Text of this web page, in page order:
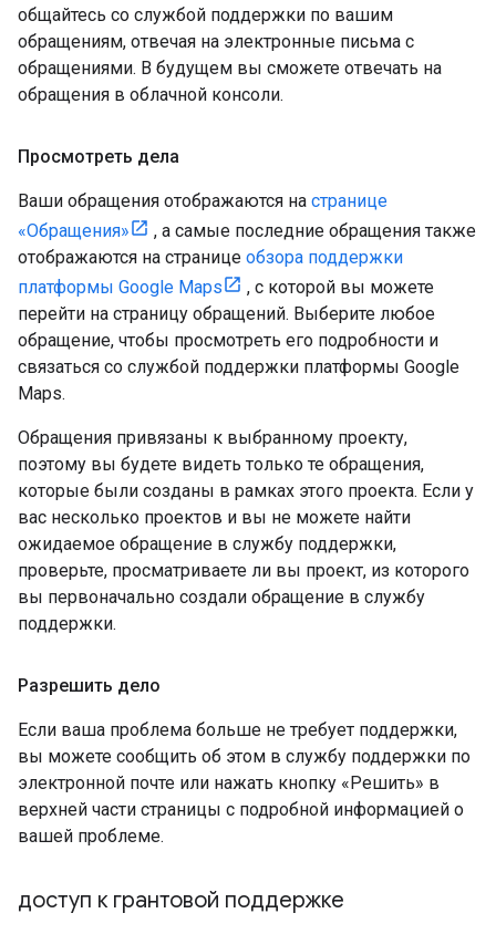
общайтесь со службой поддержки по вашим
обращениям, отвечая на электронные письма с
обращениями. В будущем вы сможете отвечать на
обращения в облачной консоли.
Просмотреть дела
Ваши обращения отображаются на странице
«Обращения»
, а самые последние обращения также
отображаются на странице обзора поддержки
платформы Google Maps
, с которой вы можете
перейти на страницу обращений. Выберите любое
обращение, чтобы просмотреть его подробности и
связаться со службой поддержки платформы Google
Maps.
Обращения привязаны к выбранному проекту,
поэтому вы будете видеть только те обращения,
которые были созданы в рамках этого проекта. Если у
вас несколько проектов и вы не можете найти
ожидаемое обращение в службу поддержки,
проверьте, просматриваете ли вы проект, из которого
вы первоначально создали обращение в службу
поддержки.
Разрешить дело
Если ваша проблема больше не требует поддержки,
вы можете сообщить об этом в службу поддержки по
электронной почте или нажать кнопку «Решить» в
верхней части страницы с подробной информацией о
вашей проблеме.
доступ к грантовой поддержке